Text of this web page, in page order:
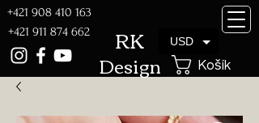
Design
RK
+421 908 410 163
Košík
+421 911 874 662
USD